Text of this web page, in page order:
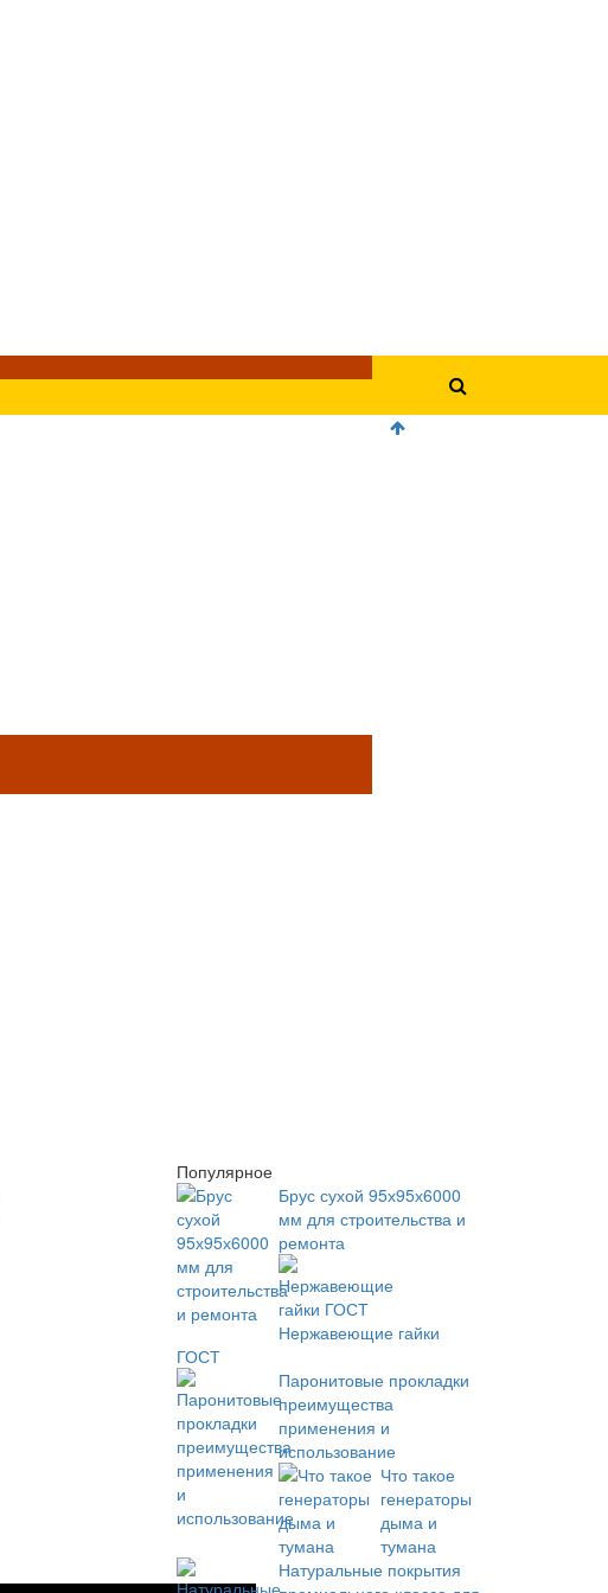
Популярное
Брус сухой 95х95х6000
мм для строительства и
ремонта
Нержавеющие гайки
ГОСТ
Паронитовые прокладки
преимущества
применения и
использование
Что такое
генераторы
дыма и
тумана
Натуральные покрытия